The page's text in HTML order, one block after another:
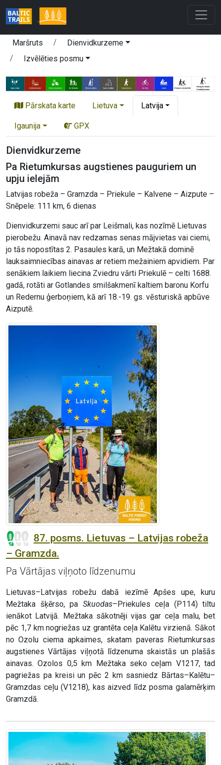
Maršruts
Dienvidkurzeme
Izvēlēties posmu
Pārskata karte Lietuva Latvija
Igaunija GPX
Dienvidkurzeme
Pa Rietumkursas augstienes pauguriem un
upju ielejām
Latvijas robeža – Gramzda – Priekule – Kalvene – Aizpute –
Snēpele: 111 km, 6 dienas
Dienvidkurzemi sauc arī par Leišmali, kas nozīmē Lietuvas
pierobežu. Ainavā nav redzamas senas mājvietas vai ciemi,
jo tās nopostītas 2. Pasaules karā, un Mežtakā dominē
lauksaimniecības ainavas ar retiem mežainiem apvidiem. Par
senākiem laikiem liecina Zviedru vārti Priekulē – celti 1688.
gadā, rotāti ar Gotlandes smilšakmenī kaltiem baronu Korfu
un Redernu ģerboņiem, kā arī 18.-19. gs. vēsturiskā apbūve
Aizputē.
87. posms. Lietuvas – Latvijas robeža
– Gramzda.
Pa Vārtājas viļņoto līdzenumu
Lietuvas–Latvijas robežu dabā iezīmē Apšes upe, kuru
Mežtaka šķērso, pa Skuodas–Priekules ceļa (P114) tiltu
ienākot Latvijā. Mežtaka sākotnēji vijas gar ceļa malu, bet
pēc 1,7 km nogriežas uz grantēta ceļa Kalētu virzienā. Sākot
no Ozolu ciema apkaimes, skatam paveras Rietumkursas
augstienes Vārtājas viļņotā līdzenuma skaistās un plašās
ainavas. Ozolos 0,5 km Mežtaka seko ceļam V1217, tad
pagriežas pa kreisi un pēc 2 km sasniedz Bārtas–Kalētu–
Gramzdas ceļu (V1218), kas aizved līdz posma galamērķim
Gramzdā.